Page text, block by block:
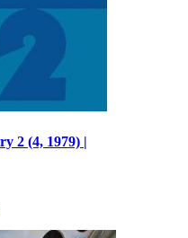
2 (4, 1979) |